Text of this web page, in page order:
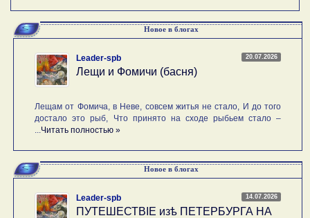
Новое в блогах
20.07.2026
Leader-spb
Лещи и Фомичи (басня)
Лещам от Фомича, в Неве, совсем житья не стало, И до того
достало это рыб, Что принято на сходе рыбьем стало –
Читать полностью »
Новое в блогах
14.07.2026
Leader-spb
ПУТЕШЕСТВIE изѣ ПЕТЕРБУРГА НА